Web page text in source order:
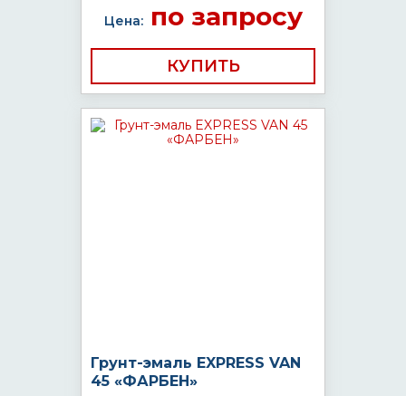
Цена:по запросу
КУПИТЬ
Грунт-эмаль EXPRESS VAN
45 «ФАРБЕН»